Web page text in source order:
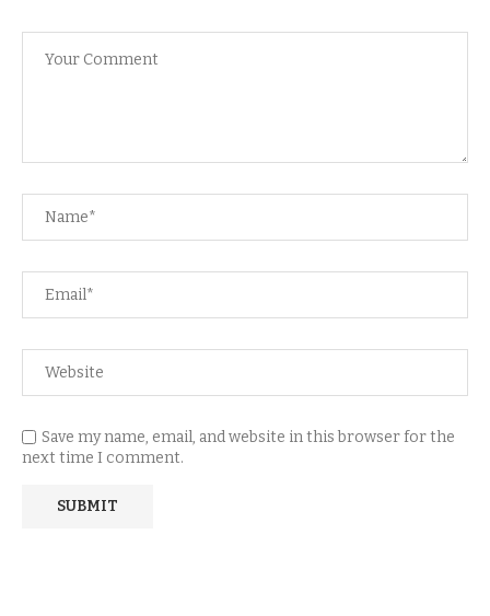
Save my name, email, and website in this browser for the
next time I comment.